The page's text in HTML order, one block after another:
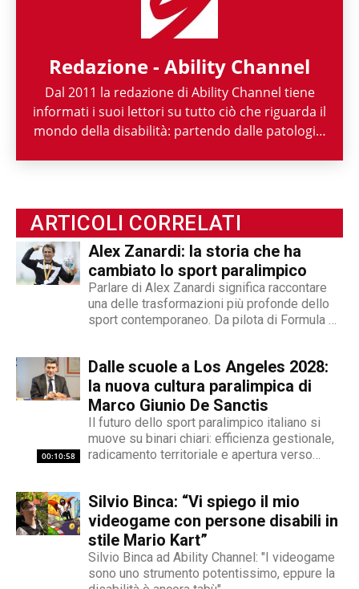
Redazione - Ability Channel
Dal 2011 la redazione di Ability Channel tiene
informati i suoi lettori su tutto ciò che riguarda il
mondo della disabilità: partendo dalle patologie,
l'approccio positivo alla disabilità, una risorsa
fondamentale della nostra società.
ARTICOLI CORRELATI
Alex Zanardi: la storia che ha
cambiato lo sport paralimpico
Parlare di Alex Zanardi significa raccontare
una delle trasformazioni più profonde dello
sport contemporaneo. Da pilota di Formula 1
racconto di Abilitychannel. Dalla Formula 1
all’handbike: cosa è successo Il 15
settembre 2001,...
00:10:58
Dalle scuole a Los Angeles 2028:
la nuova cultura paralimpica di
Marco Giunio De Sanctis
Il futuro dello sport paralimpico italiano si
muove su binari chiari: efficienza gestionale,
radicamento territoriale e apertura verso
ha delineato una strategia che punta a
trasformare il movimento da ente di
gestione...
Silvio Binca: “Vi spiego il mio
videogame con persone disabili in
stile Mario Kart”
Silvio Binca ad Ability Channel: "I videogame
sono uno strumento potentissimo, eppure la